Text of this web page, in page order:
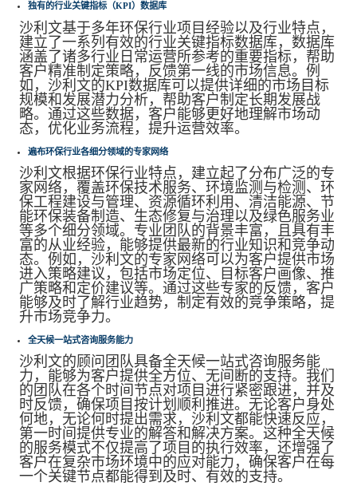
独有的行业关键指标（KPI）数据库
沙利文基于多年环保行业项目经验以及行业特点，
建立了一系列有效的行业关键指标数据库，数据库
涵盖了诸多行业日常运营所参考的重要指标，帮助
客户精准制定策略，反馈第一线的市场信息。例
如，沙利文的KPI数据库可以提供详细的市场目标
规模和发展潜力分析，帮助客户制定长期发展战
略。通过这些数据，客户能够更好地理解市场动
态，优化业务流程，提升运营效率。
遍布环保行业各细分领域的专家网络
沙利文根据环保行业特点，建立起了分布广泛的专
家网络，覆盖环保技术服务、环境监测与检测、环
保工程建设与管理、资源循环利用、清洁能源、节
能环保装备制造、生态修复与治理以及绿色服务业
等多个细分领域。专业团队的背景丰富，且具有丰
富的从业经验，能够提供最新的行业知识和竞争动
态。例如，沙利文的专家网络可以为客户提供市场
进入策略建议，包括市场定位、目标客户画像、推
广策略和定价建议等。通过这些专家的反馈，客户
能够及时了解行业趋势，制定有效的竞争策略，提
升市场竞争力。
全天候一站式咨询服务能力
沙利文的顾问团队具备全天候一站式咨询服务能
力，能够为客户提供全方位、无间断的支持。我们
的团队在各个时间节点对项目进行紧密跟进，并及
时反馈，确保项目按计划顺利推进。无论客户身处
何地，无论何时提出需求，沙利文都能快速反应，
第一时间提供专业的解答和解决方案。这种全天候
的服务模式不仅提高了项目的执行效率，还增强了
客户在复杂市场环境中的应对能力，确保客户在每
一个关键节点都能得到及时、有效的支持。